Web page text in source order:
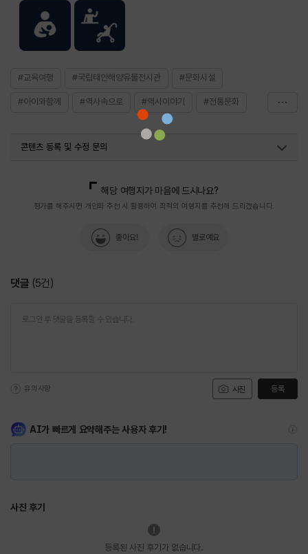
#교육여행 #국립태안해양유물전시관 #문화시설
#아이와함께 #역사속으로 #역사이야기 #전통문화
#태안여행
콘텐츠 등록 및 수정 문의
열린관광콘텐츠팀(열린관광-모두의여행)
033-738-3425
해당 여행지가 마음에 드시나요?
평가를 해주시면 개인화 추천 시 활용하여 최적의 여행지를 추천해 드리겠습니다.
좋아요! 별로예요
댓글 (5건)
사진
유의사항 등록
AI가 빠르게 요약해주는 사용자 후기!
사진 후기
등록된 사진 후기가 없습니다.